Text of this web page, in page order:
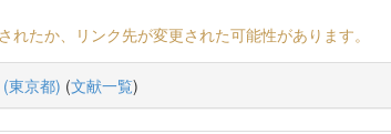
れたか、リンク先が変更された可能性があります。
東京都) (文献一覧)